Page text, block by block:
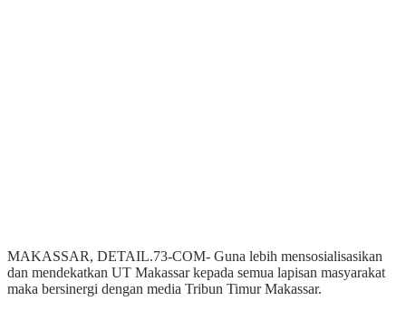
MAKASSAR, DETAIL.73-COM- Guna lebih mensosialisasikan
dan mendekatkan UT Makassar kepada semua lapisan masyarakat
maka bersinergi dengan media Tribun Timur Makassar.